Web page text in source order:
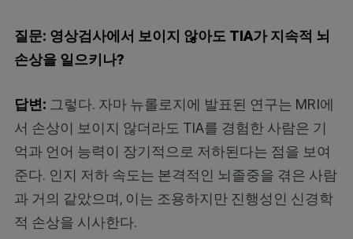
질문: 영상검사에서 보이지 않아도 TIA가 지속적 뇌
손상을 일으키나?
답변: 그렇다. 자마 뉴롤로지에 발표된 연구는 MRI에
서 손상이 보이지 않더라도 TIA를 경험한 사람은 기
억과 언어 능력이 장기적으로 저하된다는 점을 보여
준다. 인지 저하 속도는 본격적인 뇌졸중을 겪은 사람
과 거의 같았으며, 이는 조용하지만 진행성인 신경학
적 손상을 시사한다.